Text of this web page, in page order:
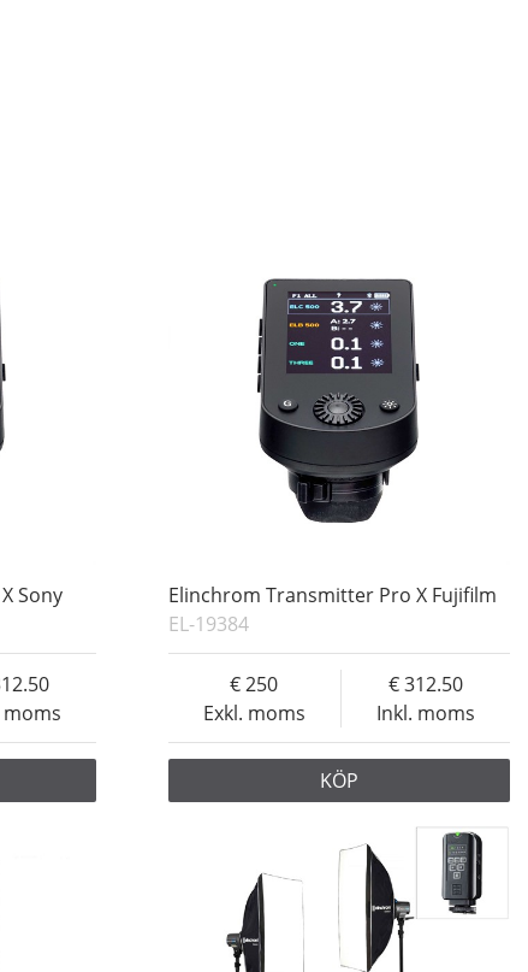
Sony
moms
Elinchrom Transmitter Pro X Fujifilm
EL-19384
Exkl. moms
250
Inkl. moms
312.50
KÖP